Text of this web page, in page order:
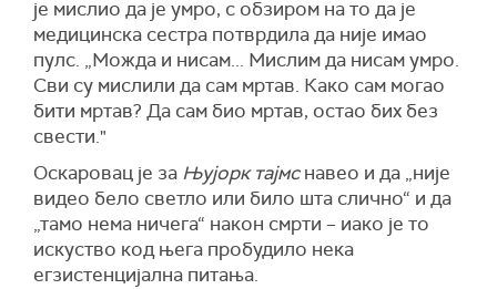
је мислио да је умро, с обзиром на то да је
медицинска сестра потврдила да није имао
пулс. „Можда и нисам... Мислим да нисам умро.
Сви су мислили да сам мртав. Како сам могао
бити мртав? Да сам био мртав, остао бих без
свести."
Оскаровац је за Њујорк тајмснавео и да „није
видео бело светло или било шта слично“ и да
„тамо нема ничега“ након смрти – иако је то
искуство код њега пробудило нека
егзистенцијална питања.